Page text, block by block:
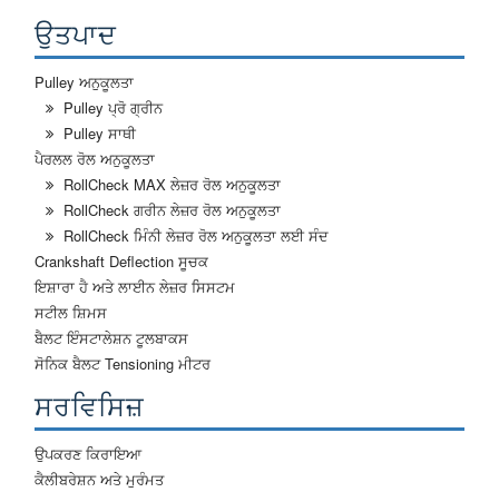
ਉਤਪਾਦ
Pulley ਅਨੁਕੂਲਤਾ
Pulley ਪ੍ਰੋ ਗ੍ਰੀਨ
Pulley ਸਾਥੀ
ਪੈਰਲਲ ਰੋਲ ਅਨੁਕੂਲਤਾ
RollCheck MAX ਲੇਜ਼ਰ ਰੋਲ ਅਨੁਕੂਲਤਾ
RollCheck ਗਰੀਨ ਲੇਜ਼ਰ ਰੋਲ ਅਨੁਕੂਲਤਾ
RollCheck ਮਿੰਨੀ ਲੇਜ਼ਰ ਰੋਲ ਅਨੁਕੂਲਤਾ ਲਈ ਸੰਦ
Crankshaft Deflection ਸੂਚਕ
ਇਸ਼ਾਰਾ ਹੈ ਅਤੇ ਲਾਈਨ ਲੇਜ਼ਰ ਸਿਸਟਮ
ਸਟੀਲ ਸ਼ਿਮਸ
ਬੈਲਟ ਇੰਸਟਾਲੇਸ਼ਨ ਟੂਲਬਾਕਸ
ਸੋਨਿਕ ਬੈਲਟ Tensioning ਮੀਟਰ
ਸਰਵਿਸਿਜ਼
ਉਪਕਰਣ ਕਿਰਾਇਆ
ਕੈਲੀਬਰੇਸ਼ਨ ਅਤੇ ਮੁਰੰਮਤ